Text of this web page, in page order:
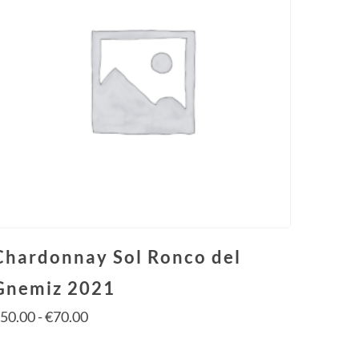
Sol Ronco del
2021
50.00-€70.00